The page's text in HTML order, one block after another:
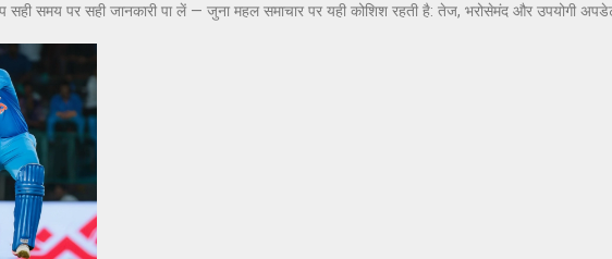
समय पर सही जानकारी पा लें — जुना महल समाचार पर यही कोशिश रहती है: तेज, भरोसेमंद और उपयोगी